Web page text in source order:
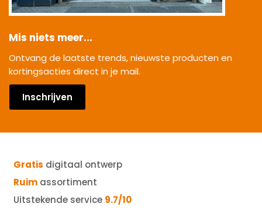
Mis niets meer...
Ontvang de laatste trends, nieuwste producten en
kortingsacties direct in je mail.
Inschrijven
Gratis digitaal ontwerp
Ruim assortiment
Uitstekende service 9.7/10